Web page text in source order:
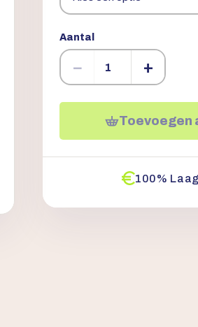
Aantal
− +
Toevoegen
100%